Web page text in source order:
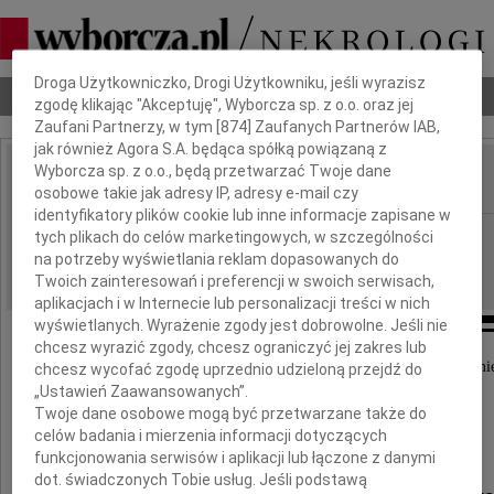
Nekrologi Odeszli Poradnik pogrzebowy
IMIĘ I NAZWISKO:
REGION: Białystok
DATA EMISJI: 27.06.2018
Z wielkim smutkiem przyjęliśmy wiadomość o
Profesor
Dbamy o Twoją prywatność
Droga Użytkowniczko, Drogi Użytkowniku, jeśli wyrazisz
zgodę klikając "Akceptuję", Wyborcza sp. z o.o. oraz jej
Zaufani Partnerzy, w tym [874 ] Zaufanych Partnerów IAB,
jak również Agora S.A. będąca spółką powiązaną z
Wyborcza sp. z o.o., będą przetwarzać Twoje dane
osobowe takie jak adresy IP, adresy e-mail czy
identyfikatory plików cookie lub inne informacje zapisane w
tych plikach do celów marketingowych, w szczególności
na potrzeby wyświetlania reklam dopasowanych do
Twoich zainteresowań i preferencji w swoich serwisach,
aplikacjach i w Internecie lub personalizacji treści w nich
wyświetlanych. Wyrażenie zgody jest dobrowolne. Jeśli nie
chcesz wyrazić zgody, chcesz ograniczyć jej zakres lub
chcesz wycofać zgodę uprzednio udzieloną przejdź do
„Ustawień Zaawansowanych”.
Twoje dane osobowe mogą być przetwarzane także do
celów badania i mierzenia informacji dotyczących
funkcjonowania serwisów i aplikacji lub łączone z danymi
dot. świadczonych Tobie usług. Jeśli podstawą